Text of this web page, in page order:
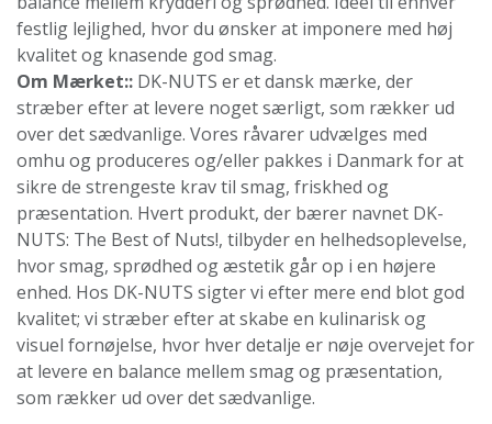
festlig lejlighed, hvor du ønsker at imponere med høj
kvalitet og knasende god smag.
Om Mærket:: DK-NUTS er et dansk mærke, der
stræber efter at levere noget særligt, som rækker ud
over det sædvanlige. Vores råvarer udvælges med
omhu og produceres og/eller pakkes i Danmark for at
sikre de strengeste krav til smag, friskhed og
præsentation. Hvert produkt, der bærer navnet DK-
NUTS: The Best of Nuts!, tilbyder en helhedsoplevelse,
hvor smag, sprødhed og æstetik går op i en højere
enhed. Hos DK-NUTS sigter vi efter mere end blot god
kvalitet; vi stræber efter at skabe en kulinarisk og
visuel fornøjelse, hvor hver detalje er nøje overvejet for
at levere en balance mellem smag og præsentation,
som rækker ud over det sædvanlige.